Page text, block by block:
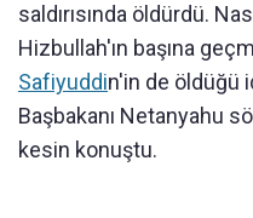
saldırısında öldürdü.
Hizbullah'ın başına
Safiyuddin'in de öldüğü
Başbakanı Netanyahu
kesin konuştu.